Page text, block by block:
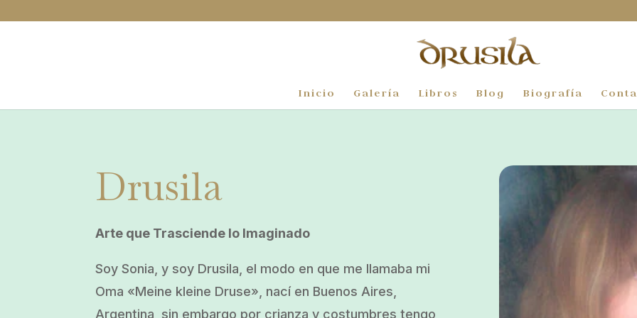
Inicio Galería Libros Blog Biografía
Drusila
Arte que Trasciende lo Imaginado
Soy Sonia, y soy Drusila, el modo en que me llamaba mi
Oma «Meine kleine Druse», nací en Buenos Aires,
Argentina, sin embargo por crianza y costumbres tengo